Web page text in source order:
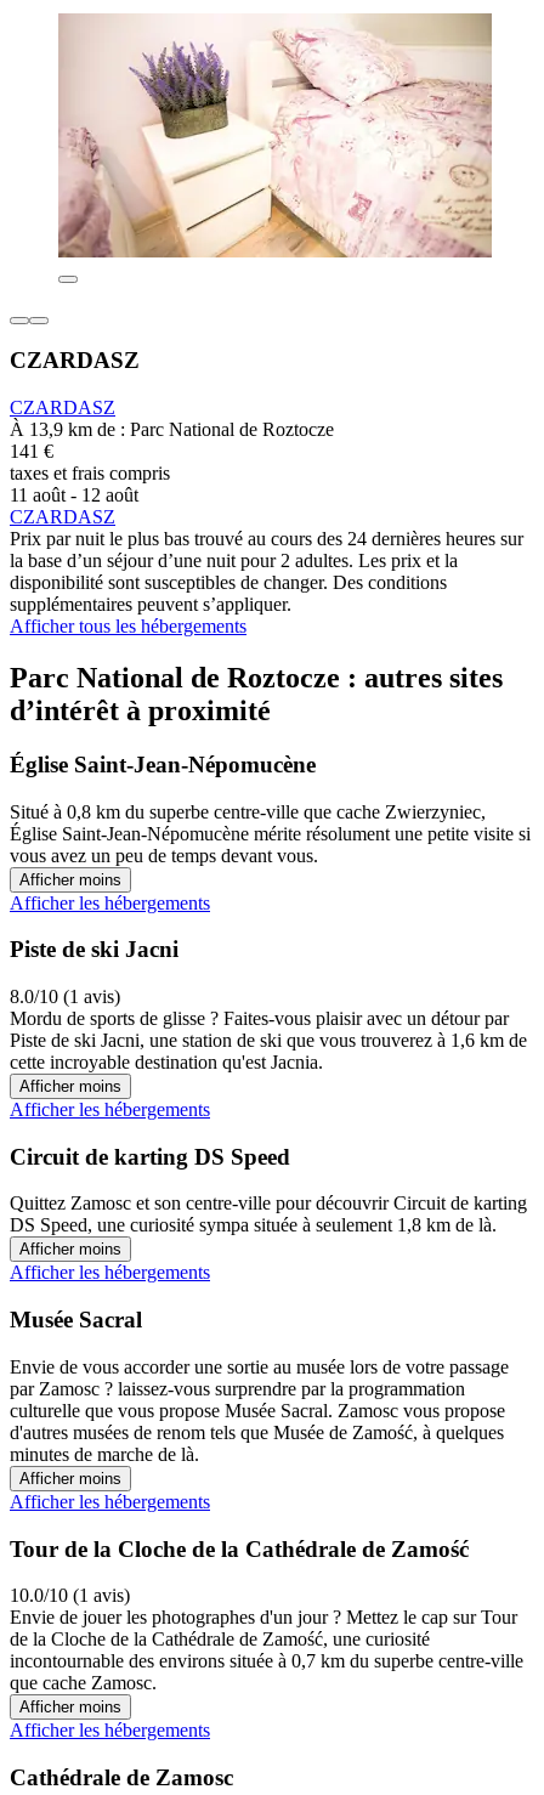
CZARDASZ
CZARDASZ
À 13,9 km de : Parc National de Roztocze
141 €
taxes et frais compris
11 août - 12 août
CZARDASZ
Prix par nuit le plus bas trouvé au cours des 24 dernières heures sur
la base d’un séjour d’une nuit pour 2 adultes. Les prix et la
disponibilité sont susceptibles de changer. Des conditions
supplémentaires peuvent s’appliquer.
Afficher tous les hébergements
Parc National de Roztocze : autres sites
d’intérêt à proximité
Église Saint-Jean-Népomucène
Situé à 0,8 km du superbe centre-ville que cache Zwierzyniec,
Église Saint-Jean-Népomucène mérite résolument une petite visite si
vous avez un peu de temps devant vous.
Afficher moins
Afficher les hébergements
Piste de ski Jacni
8.0/10 (1 avis)
Mordu de sports de glisse ? Faites-vous plaisir avec un détour par
Piste de ski Jacni, une station de ski que vous trouverez à 1,6 km de
cette incroyable destination qu'est Jacnia.
Afficher moins
Afficher les hébergements
Circuit de karting DS Speed
Quittez Zamosc et son centre-ville pour découvrir Circuit de karting
DS Speed, une curiosité sympa située à seulement 1,8 km de là.
Afficher moins
Afficher les hébergements
Musée Sacral
Envie de vous accorder une sortie au musée lors de votre passage
par Zamosc ? laissez-vous surprendre par la programmation
culturelle que vous propose Musée Sacral. Zamosc vous propose
d'autres musées de renom tels que Musée de Zamość, à quelques
minutes de marche de là.
Afficher moins
Afficher les hébergements
Tour de la Cloche de la Cathédrale de Zamość
10.0/10 (1 avis)
Envie de jouer les photographes d'un jour ? Mettez le cap sur Tour
de la Cloche de la Cathédrale de Zamość, une curiosité
incontournable des environs située à 0,7 km du superbe centre-ville
que cache Zamosc.
Afficher moins
Afficher les hébergements
Cathédrale de Zamosc